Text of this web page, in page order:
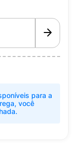
para a
você